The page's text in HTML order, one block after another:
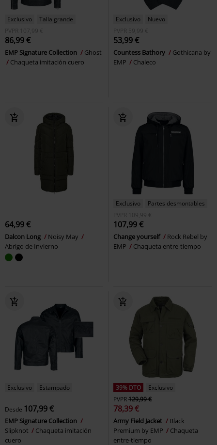
Exclusivo
Talla grande
PVPR 107,99 €
86,99 €
EMP Signature Collection
Ghost
Chaqueta imitación cuero
Exclusivo
Nuevo
PVPR
59,99 €
53,99 €
Countess Bathory
Gothicana by
EMP
Chaleco
64,99 €
Dalcon Long
Noisy May
Abrigo de Invierno
Exclusivo
Partes desmontables
PVPR 109,99 €
107,99 €
Change yourself
Rock Rebel by
EMP
Chaqueta entre-tiempo
Exclusivo Estampado
Desde 107,99 €
EMP Signature Collection
Slipknot
Chaqueta imitación
cuero
39% DTO
Exclusivo
PVPR129,99 €
78,39 €
Army Field Jacket
Black
Premium by EMP
Chaqueta
entre-tiempo